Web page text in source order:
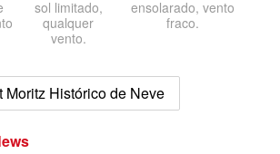
sol limitado,
qualquer
vento.
ensolarado, vento
fraco.
Moritz Histórico de Neve